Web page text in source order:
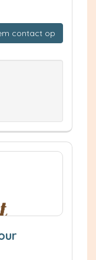
contact op